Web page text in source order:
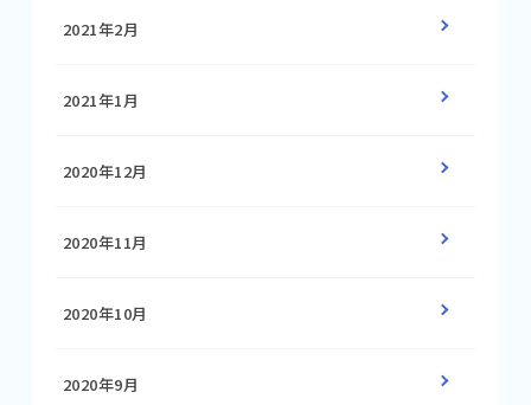
2021年2月
2021年1月
2020年12月
2020年11月
2020年10月
2020年9月